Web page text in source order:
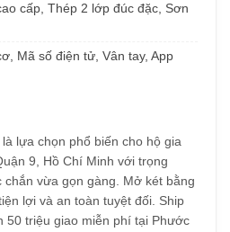
cấp, Thép 2 lớp đúc đặc, Sơn
Mã số điện tử, Vân tay, App
là lựa chọn phổ biến cho hộ gia
9, Hồ Chí Minh với trọng
vừa gọn gàng. Mở két bằng
lợi và an toàn tuyệt đối. Ship
50 triệu giao miễn phí tại Phước